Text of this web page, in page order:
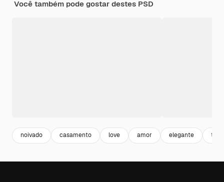
Você também pode gostar destes PSD
noivado casamento love amor elegante top